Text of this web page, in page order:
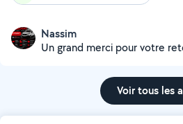
Nassim
Un grand merci pour votre
Voir tous les